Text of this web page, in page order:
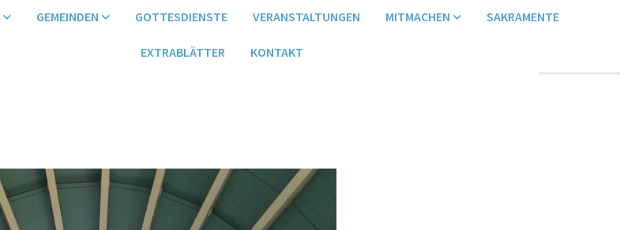
GEMEINDEN GOTTESDIENSTE VERANSTALTUNGEN MITMACHEN SAKRAMENTE
EXTRABLÄTTER KONTAKT